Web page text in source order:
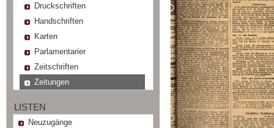
Druckschriften
Handschriften
Karten
Parlamentarier
Zeitschriften
Zeitungen
LISTEN
Neuzugänge